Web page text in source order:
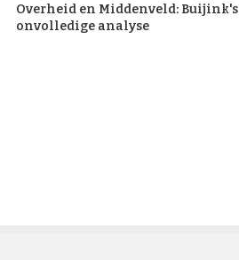
Overheid en Middenveld: Buijink's
onvolledige analyse